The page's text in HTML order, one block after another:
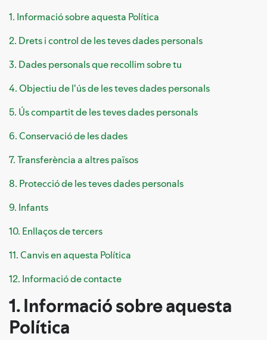
1. Informació sobre aquesta Política
2. Drets i control de les teves dades personals
3. Dades personals que recollim sobre tu
4. Objectiu de l'ús de les teves dades personals
5. Ús compartit de les teves dades personals
6. Conservació de les dades
7. Transferència a altres països
8. Protecció de les teves dades personals
9. Infants
10. Enllaços de tercers
11. Canvis en aquesta Política
12. Informació de contacte
1. Informació sobre aquesta
Política